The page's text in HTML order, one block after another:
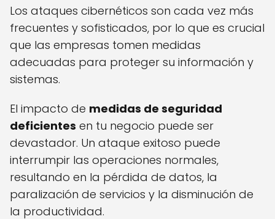
Los ataques cibernéticos son cada vez más
frecuentes y sofisticados, por lo que es crucial
que las empresas tomen medidas
adecuadas para proteger su información y
sistemas.
El impacto de medidas de seguridad
deficientes en tu negocio puede ser
devastador. Un ataque exitoso puede
interrumpir las operaciones normales,
resultando en la pérdida de datos, la
paralización de servicios y la disminución de
la productividad.